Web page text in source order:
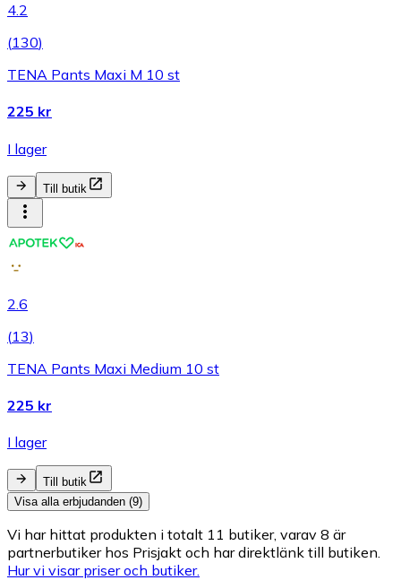
4.2
(130)
TENA Pants Maxi M 10 st
225 kr
I lager
Till butik
2.6
(13)
TENA Pants Maxi Medium 10 st
225 kr
I lager
Till butik
Visa alla erbjudanden (9)
Vi har hittat produkten i totalt 11 butiker, varav 8 är
partnerbutiker hos Prisjakt och har direktlänk till butiken.
Hur vi visar priser och butiker.